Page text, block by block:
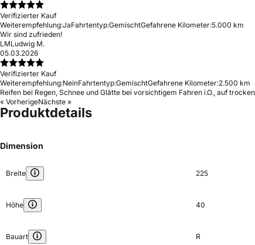
Verifizierter Kauf
Weiterempfehlung:JaFahrtentyp:GemischtGefahrene Kilometer:5.000 km
Wir sind zufrieden!
LMLudwig M.
05.03.2026
Verifizierter Kauf
Weiterempfehlung:NeinFahrtentyp:GemischtGefahrene Kilometer:2.500 km
Reifen bei Regen, Schnee und Glätte bei vorsichtigem Fahren i.O., auf
« VorherigeNächste »
Produktdetails
Dimension
Breite 225
Höhe 40
Bauart R